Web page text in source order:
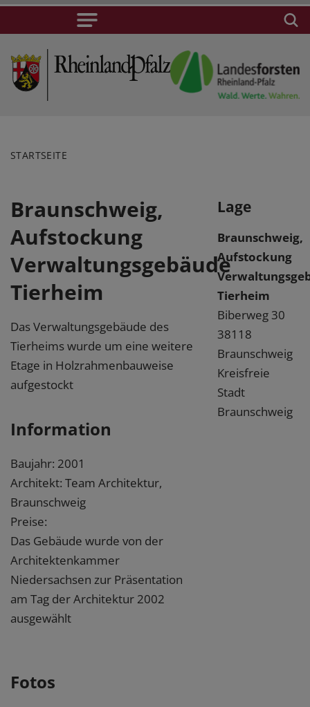
STARTSEITE
Braunschweig,
Aufstockung
Verwaltungsgebäude
Tierheim
Das Verwaltungsgebäude des
Tierheims wurde um eine weitere
Etage in Holzrahmenbauweise
aufgestockt
Information
Baujahr: 2001
Architekt: Team Architektur,
Braunschweig
Preise:
Das Gebäude wurde von der
Architektenkammer
Niedersachsen zur Präsentation
am Tag der Architektur 2002
ausgewählt
Fotos
Lage
Braunschweig,
Aufstockung
Tierheim
Biberweg 30
38118
Braunschweig
Kreisfreie
Stadt
Braunschweig